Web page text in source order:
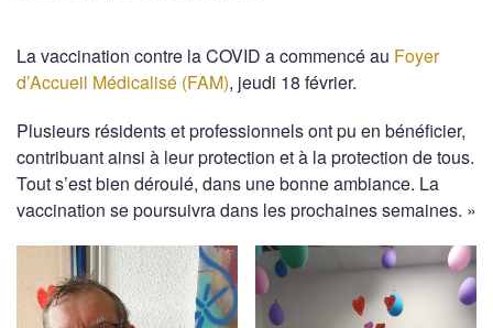
La vaccination contre la COVID a commencé au Foyer
d’Accueil Médicalisé (FAM), jeudi 18 février.
Plusieurs résidents et professionnels ont pu en bénéficier,
contribuant ainsi à leur protection et à la protection de tous.
Tout s’est bien déroulé, dans une bonne ambiance. La
vaccination se poursuivra dans les prochaines semaines. »